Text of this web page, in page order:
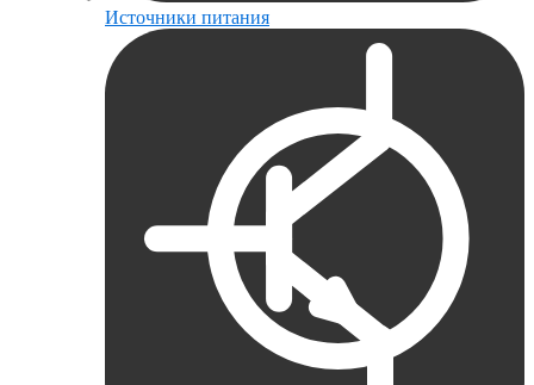
Источники питания